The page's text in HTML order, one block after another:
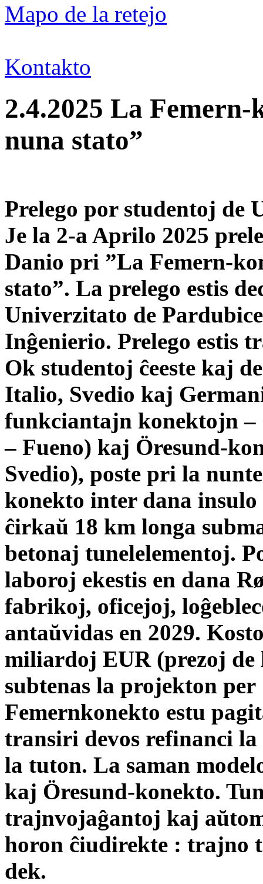
Mapo de la retejo
Kontakto
2.4.2025 La
nuna stato”
Prelego por studentoj de
Je la 2-a Aprilo 2025
Danio pri ”La Femern-
stato”. La prelego estis
Univerzitato de
Inĝenierio. Prelego estis
Ok studentoj ĉeeste kaj
Italio, Svedio kaj
funkciantajn konektojn –
– Fueno) kaj Öresund-
Svedio), poste pri la
konekto inter dana
ĉirkaŭ 18 km longa
betonaj tunelelementoj.
laboroj ekestis en dana
fabrikoj, oficejoj,
antaŭvidas en 2029.
miliardoj EUR (prezoj de
subtenas la projekton
Femernkonekto estu
transiri devos refinanci
la tuton. La saman
kaj Öresund-konekto.
trajnvojaĝantoj kaj
horon ĉiudirekte : trajno
dek.